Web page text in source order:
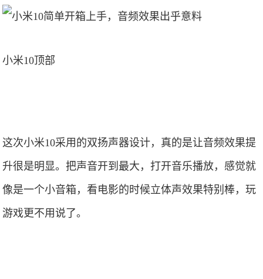
小米10顶部
这次小米10采用的双扬声器设计，真的是让音频效果提
升很是明显。把声音开到最大，打开音乐播放，感觉就
像是一个小音箱，看电影的时候立体声效果特别棒，玩
游戏更不用说了。